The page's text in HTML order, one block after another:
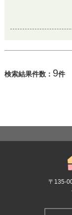
検索結果件数： 9件
〒135-